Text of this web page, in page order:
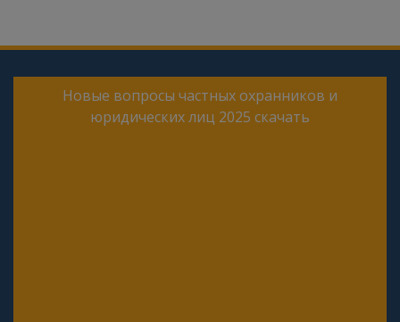
Новые вопросы частных охранников и
юридических лиц 2025 скачать